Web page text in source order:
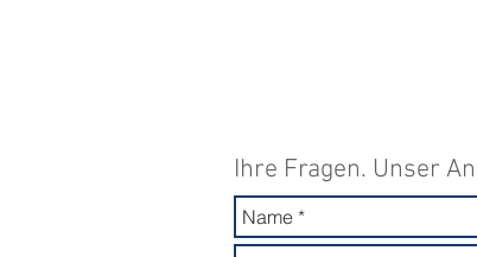
Ihre Fragen. Unser